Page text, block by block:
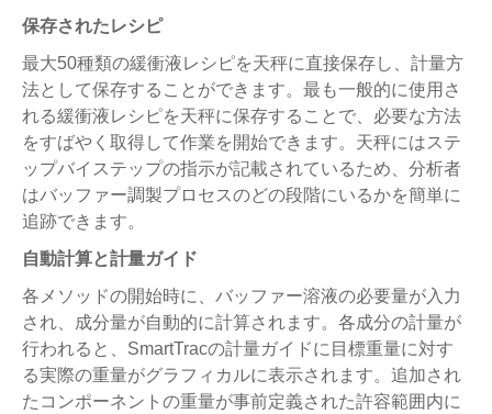
保存されたレシピ
最大50種類の緩衝液レシピを天秤に直接保存し、計量方
法として保存することができます。最も一般的に使用さ
れる緩衝液レシピを天秤に保存することで、必要な方法
をすばやく取得して作業を開始できます。天秤にはステ
ップバイステップの指示が記載されているため、分析者
はバッファー調製プロセスのどの段階にいるかを簡単に
追跡できます。
自動計算と計量ガイド
各メソッドの開始時に、バッファー溶液の必要量が入力
され、成分量が自動的に計算されます。各成分の計量が
行われると、SmartTracの計量ガイドに目標重量に対す
る実際の重量がグラフィカルに表示されます。追加され
たコンポーネントの重量が事前定義された許容範囲内に